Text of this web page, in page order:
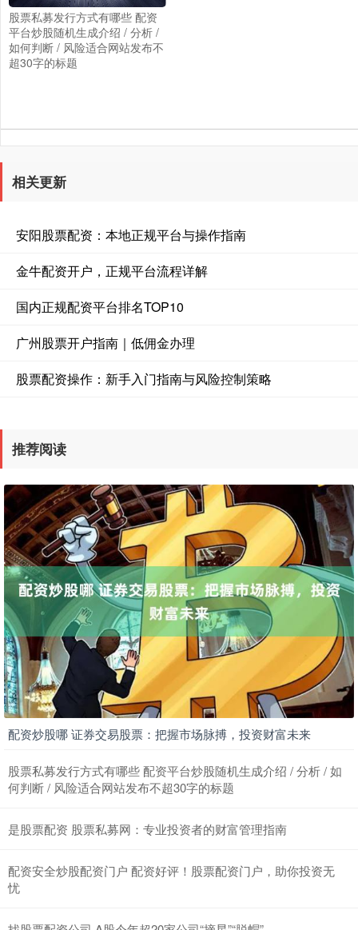
股票私募发行方式有哪些 配资
平台炒股随机生成介绍 / 分析 /
如何判断 / 风险适合网站发布不
超30字的标题
相关更新
安阳股票配资：本地正规平台与操作指南
金牛配资开户，正规平台流程详解
国内正规配资平台排名TOP10
广州股票开户指南｜低佣金办理
股票配资操作：新手入门指南与风险控制策略
推荐阅读
配资炒股哪 证券交易股票：把握市场脉搏，投资财富未来
股票私募发行方式有哪些 配资平台炒股随机生成介绍 / 分析 / 如
何判断 / 风险适合网站发布不超30字的标题
是股票配资 股票私募网：专业投资者的财富管理指南
配资安全炒股配资门户 配资好评！股票配资门户，助你投资无
忧